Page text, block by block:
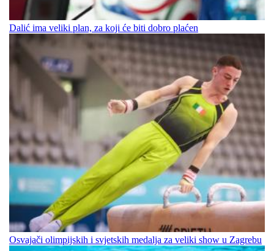
Dalić ima veliki plan, za koji će biti dobro plaćen
Osvajači olimpijskih i svjetskih medalja za veliki show u Zagrebu